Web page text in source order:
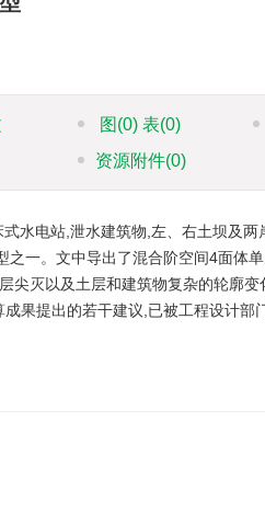
图 (0)表(0)
资源附件(0)
水电站,泄水建筑物,左、右土坝及两
一。文中导出了混合阶空间4面体
尖灭以及土层和建筑物复杂的轮廓
果提出的若干建议,已被工程设计部